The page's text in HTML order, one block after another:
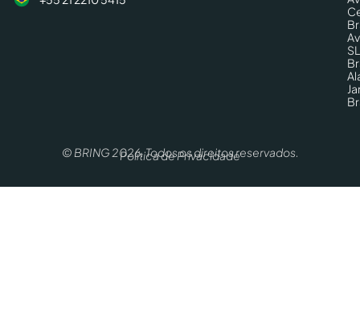
© BRING 2026. Todos os direitos reservados.
Política de Privacidade